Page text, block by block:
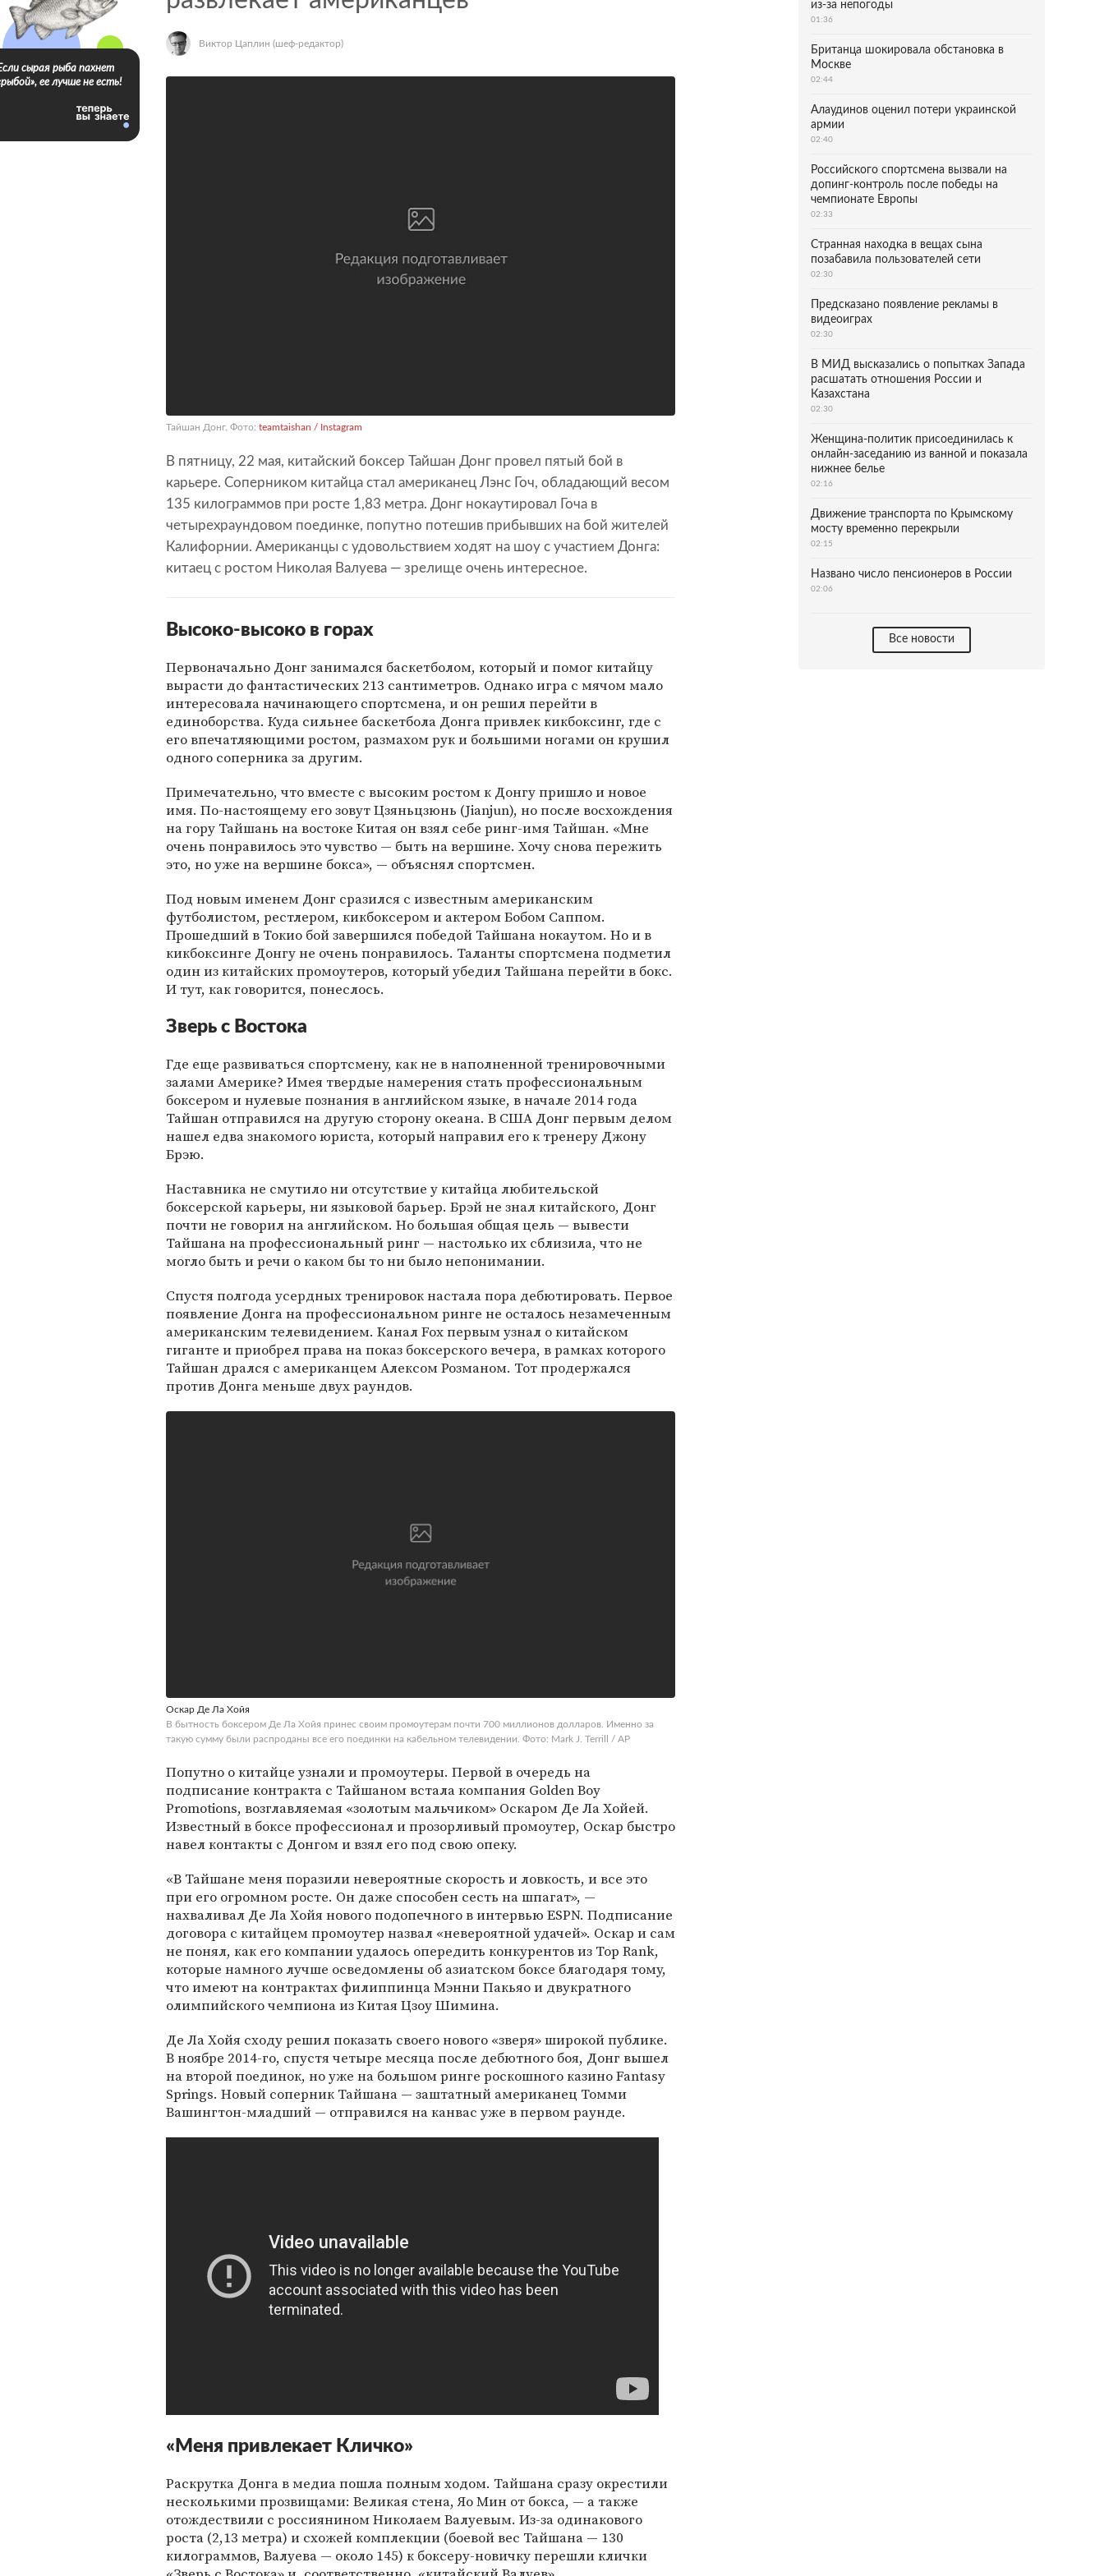
Виктор Цаплин (шеф-редактор)
Тайшан Донг. Фото: teamtaishan / Instagram
В пятницу, 22 мая, китайский боксер Тайшан Донг провел пятый бой в
карьере. Соперником китайца стал американец Лэнс Гоч, обладающий весом
135 килограммов при росте 1,83 метра. Донг нокаутировал Гоча в
четырехраундовом поединке, попутно потешив прибывших на бой жителей
Калифорнии. Американцы с удовольствием ходят на шоу с участием Донга:
китаец с ростом Николая Валуева — зрелище очень интересное.
Высоко-высоко в горах
Первоначально Донг занимался баскетболом, который и помог китайцу
вырасти до фантастических 213 сантиметров. Однако игра с мячом мало
интересовала начинающего спортсмена, и он решил перейти в
единоборства. Куда сильнее баскетбола Донга привлек кикбоксинг, где с
его впечатляющими ростом, размахом рук и большими ногами он крушил
одного соперника за другим.
Примечательно, что вместе с высоким ростом к Донгу пришло и новое
имя. По-настоящему его зовут Цзяньцзюнь (Jianjun), но после восхождения
на гору Тайшань на востоке Китая он взял себе ринг-имя Тайшан. «Мне
очень понравилось это чувство — быть на вершине. Хочу снова пережить
это, но уже на вершине бокса», — объяснял спортсмен.
Под новым именем Донг сразился с известным американским
футболистом, рестлером, кикбоксером и актером Бобом Саппом.
Прошедший в Токио бой завершился победой Тайшана нокаутом. Но и в
кикбоксинге Донгу не очень понравилось. Таланты спортсмена подметил
один из китайских промоутеров, который убедил Тайшана перейти в бокс.
И тут, как говорится, понеслось.
Зверь с Востока
Где еще развиваться спортсмену, как не в наполненной тренировочными
залами Америке? Имея твердые намерения стать профессиональным
боксером и нулевые познания в английском языке, в начале 2014 года
Тайшан отправился на другую сторону океана. В США Донг первым делом
нашел едва знакомого юриста, который направил его к тренеру Джону
Брэю.
Наставника не смутило ни отсутствие у китайца любительской
боксерской карьеры, ни языковой барьер. Брэй не знал китайского, Донг
почти не говорил на английском. Но большая общая цель — вывести
Тайшана на профессиональный ринг — настолько их сблизила, что не
могло быть и речи о каком бы то ни было непонимании.
Спустя полгода усердных тренировок настала пора дебютировать. Первое
появление Донга на профессиональном ринге не осталось незамеченным
американским телевидением. Канал Fox первым узнал о китайском
гиганте и приобрел права на показ боксерского вечера, в рамках которого
Тайшан дрался с американцем Алексом Розманом. Тот продержался
против Донга меньше двух раундов.
Оскар Де Ла Хойя
В бытность боксером Де Ла Хойя принес своим промоутерам почти 700 миллионов долларов. Именно за
такую сумму были распроданы все его поединки на кабельном телевидении. Фото: Mark J. Terrill / AP
Попутно о китайце узнали и промоутеры. Первой в очередь на
подписание контракта с Тайшаном встала компания Golden Boy
Promotions, возглавляемая «золотым мальчиком» Оскаром Де Ла Хойей.
Известный в боксе профессионал и прозорливый промоутер, Оскар быстро
навел контакты с Донгом и взял его под свою опеку.
«В Тайшане меня поразили невероятные скорость и ловкость, и все это
при его огромном росте. Он даже способен сесть на шпагат», —
нахваливал Де Ла Хойя нового подопечного в интервью ESPN. Подписание
договора с китайцем промоутер назвал «невероятной удачей». Оскар и сам
не понял, как его компании удалось опередить конкурентов из Top Rank,
которые намного лучше осведомлены об азиатском боксе благодаря тому,
что имеют на контрактах филиппинца Мэнни Пакьяо и двукратного
олимпийского чемпиона из Китая Цзоу Шимина.
Де Ла Хойя сходу решил показать своего нового «зверя» широкой публике.
В ноябре 2014-го, спустя четыре месяца после дебютного боя, Донг вышел
на второй поединок, но уже на большом ринге роскошного казино Fantasy
Springs. Новый соперник Тайшана — заштатный американец Томми
Вашингтон-младший — отправился на канвас уже в первом раунде.
«Меня привлекает Кличко»
Раскрутка Донга в медиа пошла полным ходом. Тайшана сразу окрестили
несколькими прозвищами: Великая стена, Яо Мин от бокса, — а также
отождествили с россиянином Николаем Валуевым. Из-за одинакового
роста (2,13 метра) и схожей комплекции (боевой вес Тайшана — 130
килограммов, Валуева — около 145) к боксеру-новичку перешли клички
сырая рыба пахнет
ее лучше не есть!
из-за непогоды
01:36
Британца шокировала обстановка в
Москве
02:44
Алаудинов оценил потери украинской
армии
02:40
Российского спортсмена вызвали на
допинг-контроль после победы на
чемпионате Европы
02:33
Странная находка в вещах сына
позабавила пользователей сети
02:30
Предсказано появление рекламы в
видеоиграх
02:30
В МИД высказались о попытках Запада
расшатать отношения России и
Казахстана
02:30
Женщина-политик присоединилась к
онлайн-заседанию из ванной и показала
нижнее белье
02:16
Движение транспорта по Крымскому
мосту временно перекрыли
02:15
Названо число пенсионеров в России
02:06
Все новости